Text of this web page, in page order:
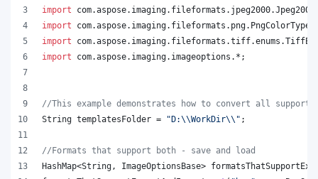
import
com.aspose. imaging. fileformats . jpeg2000.
import
com.aspose. imaging. fileformats . png. PngColorType
import
com.aspose. imaging. fileformats .tiff.enums .
import
com.aspose. imaging. imageoptions .*;
//This example demonstrates how to convert all
String templatesFolder = "D:\\WorkDir\\ " ;
//Formats that support both - save and load
HashMap<String , ImageOptionsBase>